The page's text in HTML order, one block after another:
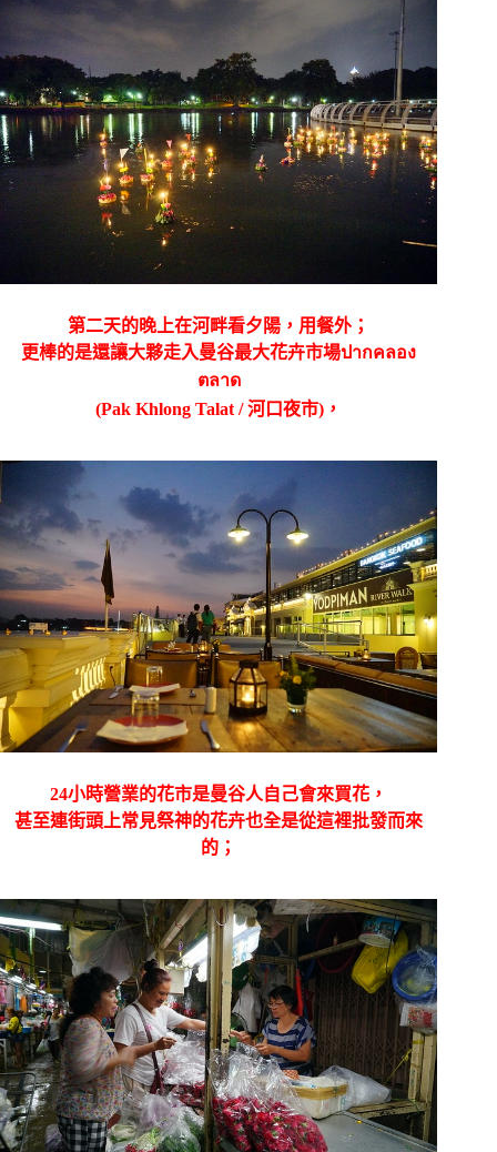
第二天的晚上在河畔看夕陽，用餐外；
更棒的是還讓大夥走入曼谷最大花卉市場ปากคลอง
ตลาด
(Pak Khlong Talat /河口夜市) ，
24小時營業的花市是曼谷人自己會來買花，
甚至連街頭上常見祭神的花卉也全是從這裡批發而來
的；